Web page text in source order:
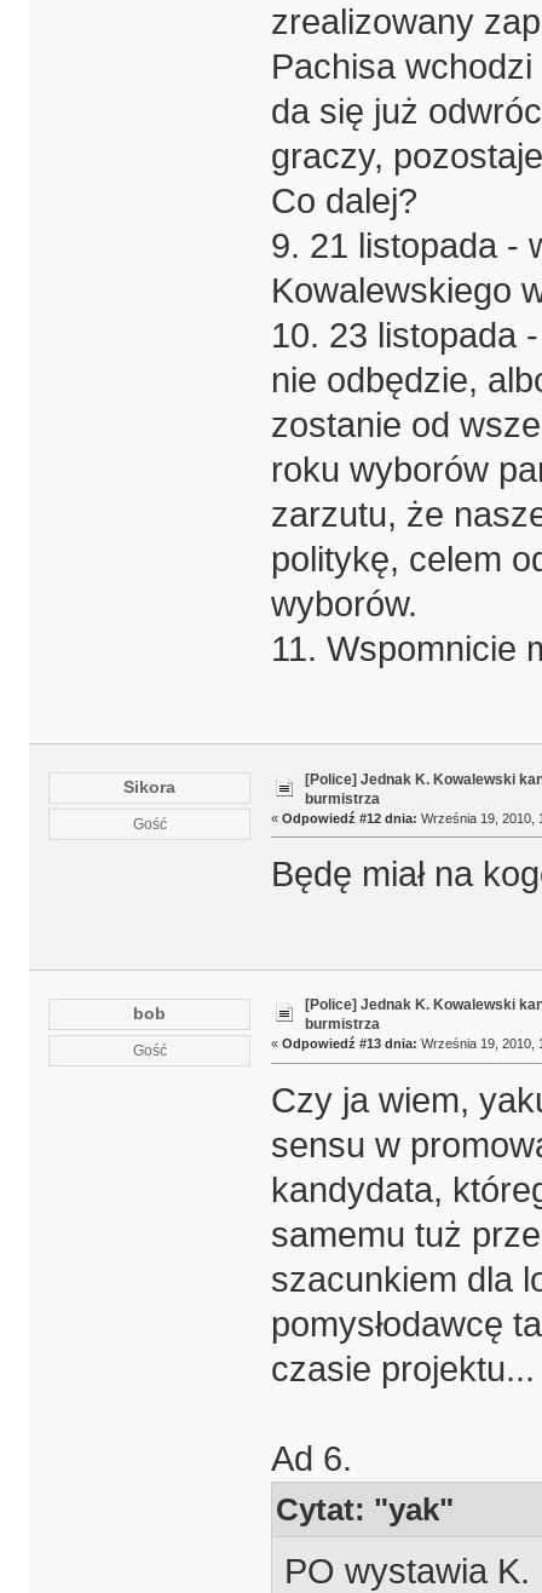
zrealizowany
Pachisa
da się już
graczy,
Co dalej?
9. 21 listopada -
Kowalewskiego
10. 23 listopada
nie odbędzie,
zostanie od
roku wyborów
zarzutu, że
politykę, celem
wyborów.
11. Wspomnicie
Sikora
Gość
[Police] Jednak K. Kowalewski
burmistrza
« Odpowiedź #12 dnia: Września 19, 2010,
Będę miał na
bob
Gość
[Police] Jednak K. Kowalewski
burmistrza
« Odpowiedź #13 dnia: Września 19, 2010,
Czy ja wiem,
sensu w
kandydata,
samemu tuż
szacunkiem dla
pomysłodawcę
czasie projektu...
Ad 6.
Cytat: "yak"
PO wystawia